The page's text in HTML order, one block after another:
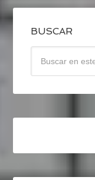
BUSCAR